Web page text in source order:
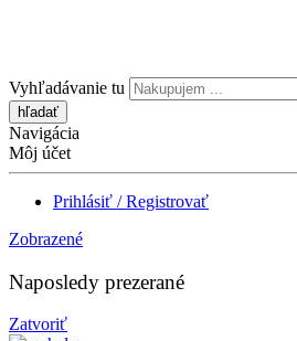
Vyhľadávanie tu
Navigácia
Môj účet
Prihlásiť / Registrovať
Zobrazené
Naposledy prezerané
Zatvoriť